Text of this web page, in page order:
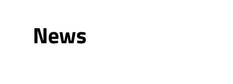
News